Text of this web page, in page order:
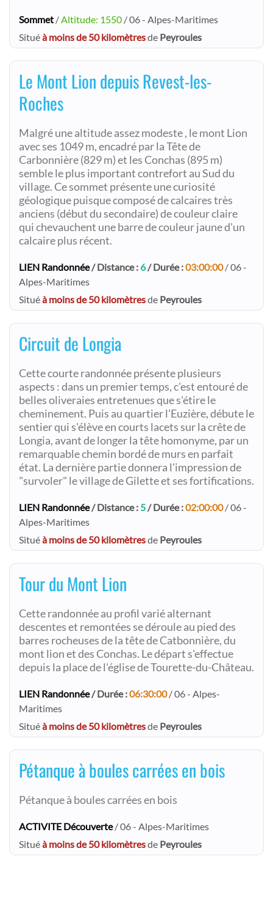
Sommet /Altitude: 1550 / 06 - Alpes-Maritimes
Situéà moins de 50 kilomètresde Peyroules
Le Mont Lion depuis Revest-les-
Roches
Malgré une altitude assez modeste , le mont Lion
avec ses 1049 m, encadré par la Tête de
Carbonnière (829 m) et les Conchas (895 m)
semble le plus important contrefort au Sud du
village. Ce sommet présente une curiosité
géologique puisque composé de calcaires très
anciens (début du secondaire) de couleur claire
qui chevauchent une barre de couleur jaune d'un
calcaire plus récent.
LIEN Randonnée/ Distance : 6/ Durée :03:00:00/ 06 -
Alpes-Maritimes
Situéà moins de 50 kilomètresde Peyroules
Circuit de Longia
Cette courte randonnée présente plusieurs
aspects : dans un premier temps, c'est entouré de
belles oliveraies entretenues que s'étire le
cheminement. Puis au quartier l'Euzière, débute le
sentier qui s'élève en courts lacets sur la crête de
Longia, avant de longer la tête homonyme, par un
remarquable chemin bordé de murs en parfait
état. La dernière partie donnera l'impression de
"survoler" le village de Gilette et ses fortifications.
LIEN Randonnée/ Distance : 5/ Durée :02:00:00/ 06 -
Alpes-Maritimes
Situéà moins de 50 kilomètresde Peyroules
Tour du Mont Lion
Cette randonnée au profil varié alternant
descentes et remontées se déroule au pied des
barres rocheuses de la tête de Catbonnière, du
mont lion et des Conchas. Le départ s'effectue
depuis la place de l'église de Tourette-du-Château.
LIEN Randonnée/ Durée :06:30:00/ 06 - Alpes-
Maritimes
Situéà moins de 50 kilomètresde Peyroules
Pétanque à boules carrées en bois
Pétanque à boules carrées en bois
ACTIVITE Découverte/ 06 - Alpes-Maritimes
Situéà moins de 50 kilomètresde Peyroules